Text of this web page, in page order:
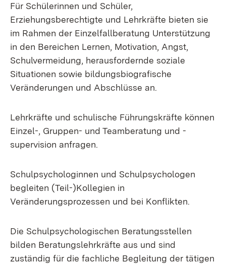
Für Schülerinnen und Schüler,
Erziehungsberechtigte und Lehrkräfte bieten sie
im Rahmen der Einzelfallberatung Unterstützung
in den Bereichen Lernen, Motivation, Angst,
Schulvermeidung, herausfordernde soziale
Situationen sowie bildungsbiografische
Veränderungen und Abschlüsse an.
Lehrkräfte und schulische Führungskräfte können
Einzel-, Gruppen- und Teamberatung und -
supervision anfragen.
Schulpsychologinnen und Schulpsychologen
begleiten (Teil-)Kollegien in
Veränderungsprozessen und bei Konflikten.
Die Schulpsychologischen Beratungsstellen
bilden Beratungslehrkräfte aus und sind
zuständig für die fachliche Begleitung der tätigen